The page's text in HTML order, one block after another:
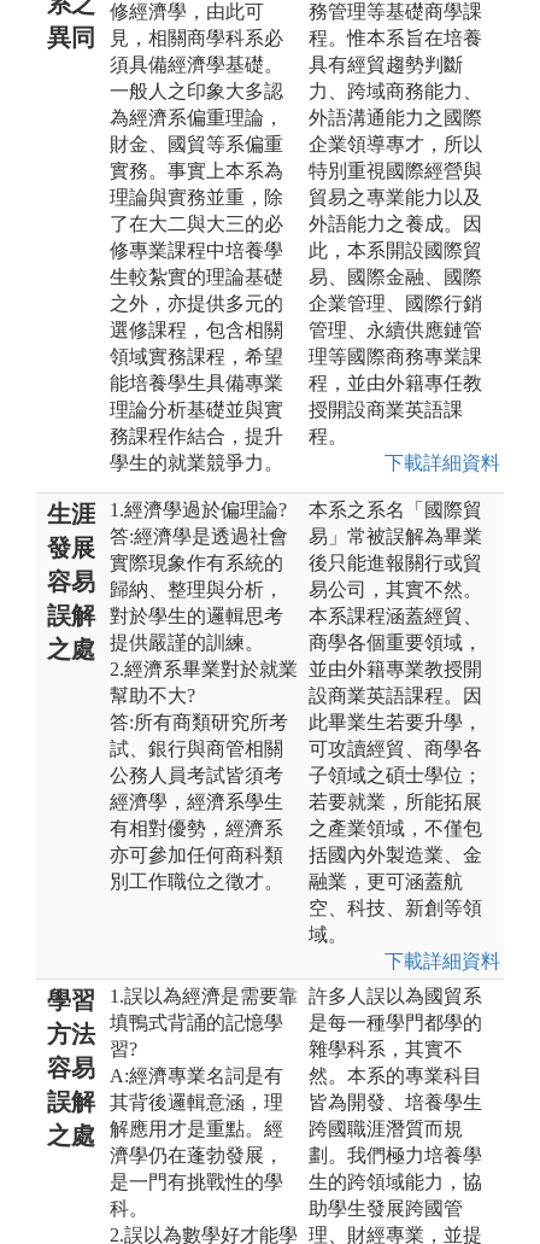
異同
修經濟學，由此可
見，相關商學科系必
須具備經濟學基礎。
一般人之印象大多認
為經濟系偏重理論，
財金、國貿等系偏重
實務。事實上本系為
理論與實務並重，除
了在大二與大三的必
修專業課程中培養學
生較紮實的理論基礎
之外，亦提供多元的
選修課程，包含相關
領域實務課程，希望
能培養學生具備專業
理論分析基礎並與實
務課程作結合，提升
學生的就業競爭力。
務管理等基礎商學課
程。惟本系旨在培養
具有經貿趨勢判斷
力、跨域商務能力、
外語溝通能力之國際
企業領導專才，所以
特別重視國際經營與
貿易之專業能力以及
外語能力之養成。因
此，本系開設國際貿
易、國際金融、國際
企業管理、國際行銷
管理、永續供應鏈管
理等國際商務專業課
程，並由外籍專任教
授開設商業英語課
程。
下載詳細資料
生涯
發展
容易
誤解
之處
1.經濟學過於偏理論?
答:經濟學是透過社會
實際現象作有系統的
歸納、整理與分析，
對於學生的邏輯思考
提供嚴謹的訓練。
2.經濟系畢業對於就業
幫助不大?
答:所有商類研究所考
試、銀行與商管相關
公務人員考試皆須考
經濟學，經濟系學生
有相對優勢，經濟系
亦可參加任何商科類
別工作職位之徵才。
本系之系名「國際貿
易」常被誤解為畢業
後只能進報關行或貿
易公司，其實不然。
本系課程涵蓋經貿、
商學各個重要領域，
並由外籍專業教授開
設商業英語課程。因
此畢業生若要升學，
可攻讀經貿、商學各
子領域之碩士學位；
若要就業，所能拓展
之產業領域，不僅包
括國內外製造業、金
融業，更可涵蓋航
空、科技、新創等領
域。
下載詳細資料
學習
方法
容易
誤解
之處
1.誤以為經濟是需要靠
填鴨式背誦的記憶學
習?
A:經濟專業名詞是有
其背後邏輯意涵，理
解應用才是重點。經
濟學仍在蓬勃發展，
是一門有挑戰性的學
科。
2.誤以為數學好才能學
許多人誤以為國貿系
是每一種學門都學的
雜學科系，其實不
然。本系的專業科目
皆為開發、培養學生
跨國職涯潛質而規
劃。我們極力培養學
生的跨領域能力，協
助學生發展跨國管
理、財經專業，並提